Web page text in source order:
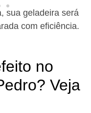
sua geladeira será
com eficiência.
no
Veja